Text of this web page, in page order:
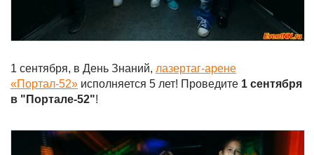
1 сентября, в День Знаний, лазертаг-арене
«Портал-52» исполняется 5 лет! Проведите 1 сентября
в "Портале-52"!